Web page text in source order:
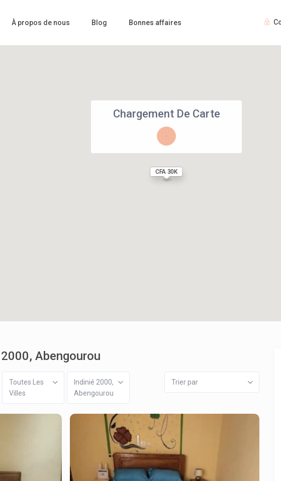
À propos de nous Blog Bonnes affaires
CFA 20K
CFA 30K
Chargement De Carte
Abengourou
Toutes Les
Villes
Indinié 2000,
Abengourou
Trier par